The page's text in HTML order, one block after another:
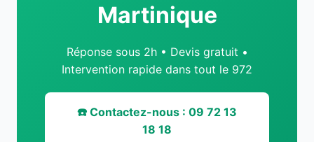
Martinique
Réponse sous 2h • Devis gratuit •
Intervention rapide dans tout le 972
☎️ Contactez-nous : 09 72 13
18 18